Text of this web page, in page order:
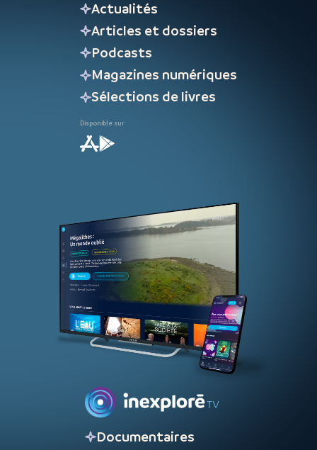
Actualités
Articles et dossiers
Podcasts
Magazines numériques
Sélections de livres
Disponible sur
Documentaires